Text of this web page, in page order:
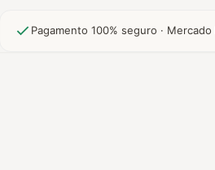
Pagamento 100% seguro · Mercado